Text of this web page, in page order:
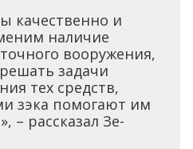
качественно и
наличие
вооружения,
задачи
тех средств,
зэка помогают им
– рассказал Зе-